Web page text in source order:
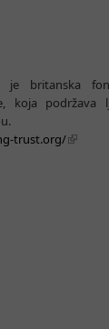
je britanska
koja podržava
trust.org/